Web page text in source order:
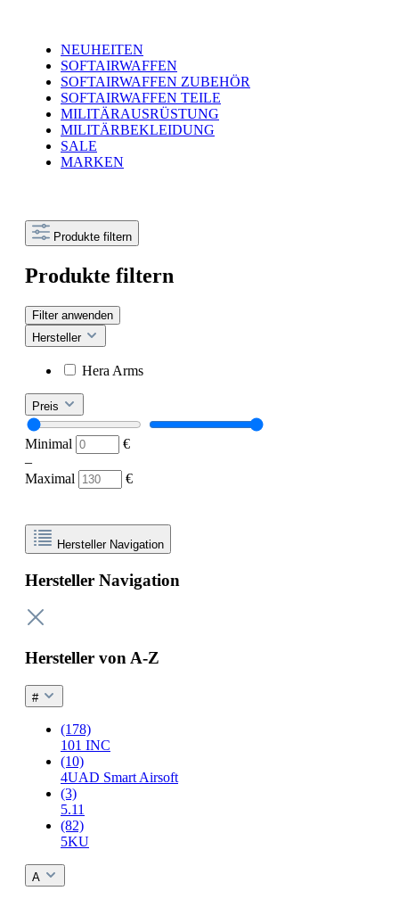
NEUHEITEN
SOFTAIRWAFFEN
SOFTAIRWAFFEN ZUBEHÖR
SOFTAIRWAFFEN TEILE
MILITÄRAUSRÜSTUNG
MILITÄRBEKLEIDUNG
SALE
MARKEN
Produkte filtern
Produkte filtern
Filter anwenden
Hersteller
Hera Arms
Preis
Minimal
€
–
Maximal
€
Hersteller Navigation
Hersteller Navigation
Hersteller von A-Z
#
(178)
101 INC
(10)
4UAD Smart Airsoft
(3)
5.11
(82)
5KU
A